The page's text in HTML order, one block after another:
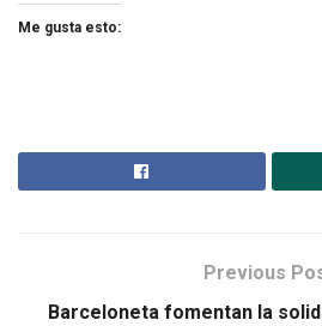
Me gusta esto:
Previous
Barceloneta fomentan la